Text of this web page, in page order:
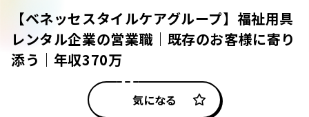
【ベネッセスタイルケアグループ】福祉用具
レンタル企業の営業職｜既存のお客様に寄り
添う｜年収370万
気になる